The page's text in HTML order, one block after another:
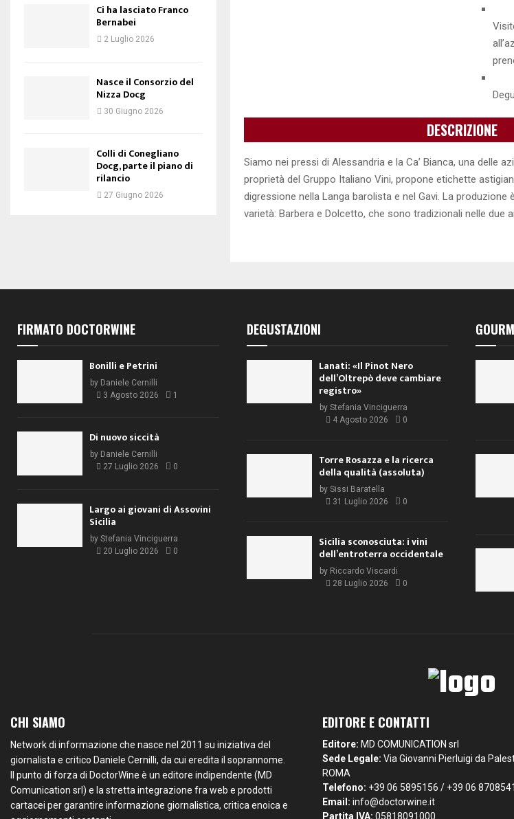
DESCRIZIONE
Siamo nei pressi di Alessandria e la Ca’ Bianca, una delle
proprietà del Gruppo Italiano Vini, propone etichette
digressione nella Langa barolista e nel Gavi. La produzione
varietà: Barbera e Dolcetto, che sono tradizionali nelle due
Ci ha lasciato Franco
Bernabei
2 Luglio 2026
Nasce il Consorzio del
Nizza Docg
30 Giugno 2026
Colli di Conegliano
Docg, parte il piano di
rilancio
27 Giugno 2026
FIRMATO DOCTORWINE
Bonilli e Petrini
by Daniele Cernilli
3 Agosto 2026
1
Di nuovo siccità
by Daniele Cernilli
27 Luglio 2026
0
Largo ai giovani di Assovini
Sicilia
by Stefania Vinciguerra
20 Luglio 2026
0
DEGUSTAZIONI
Lanati: «Il Pinot Nero
dell’Oltrepò deve cambiare
registro»
by Stefania Vinciguerra
4 Agosto 2026
0
Torre Rosazza e la ricerca
della qualità (assoluta)
by Sissi Baratella
31 Luglio 2026
0
Sicilia sconosciuta: i vini
dell’entroterra occidentale
by Riccardo Viscardi
28 Luglio 2026
0
CHI SIAMO
Network di informazione che nasce nel 2011 su iniziativa del
giornalista e critico Daniele Cernilli, da cui eredita il soprannome.
Il punto di forza di DoctorWine è un editore indipendente (MD
Comunication srl) e la stretta integrazione fra web e prodotti
cartacei per garantire informazione giornalistica, critica enoica e
EDITORE E CONTATTI
Editore: MD COMUNICATION srl
Sede Legale: Via Giovanni Pierluigi da
ROMA
Telefono: +39 06 5895156 / +39 06
Email: info@doctorwine.it
Partita IVA: 05818091000